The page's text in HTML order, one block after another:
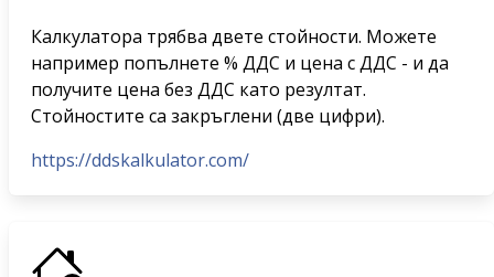
Калкулатора трябва двете стойности. Можете
например попълнете % ДДС и цена с ДДС - и да
получите цена без ДДС като резултат.
Стойностите са закръглени (две цифри).
https://ddskalkulator.com/